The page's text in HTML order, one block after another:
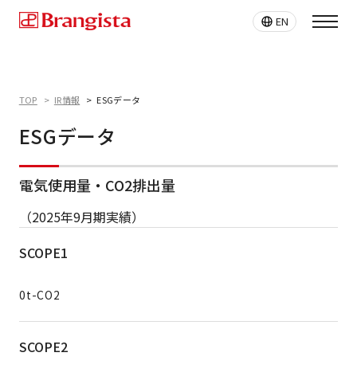
EN
TOP IR情報 ESGデータ
ESGデータ
電気使用量・CO2排出量
（2025年9月期実績）
SCOPE1
0t-CO2
SCOPE2